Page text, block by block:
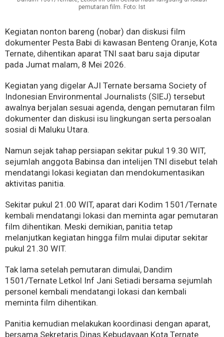
pemutaran film. Foto: Ist
Kegiatan nonton bareng (nobar) dan diskusi film
dokumenter Pesta Babi di kawasan Benteng Oranje, Kota
Ternate, dihentikan aparat TNI saat baru saja diputar
pada Jumat malam, 8 Mei 2026.
Kegiatan yang digelar AJI Ternate bersama Society of
Indonesian Environmental Journalists (SIEJ) tersebut
awalnya berjalan sesuai agenda, dengan pemutaran film
dokumenter dan diskusi isu lingkungan serta persoalan
sosial di Maluku Utara.
Namun sejak tahap persiapan sekitar pukul 19.30 WIT,
sejumlah anggota Babinsa dan intelijen TNI disebut telah
mendatangi lokasi kegiatan dan mendokumentasikan
aktivitas panitia.
Sekitar pukul 21.00 WIT, aparat dari Kodim 1501/Ternate
kembali mendatangi lokasi dan meminta agar pemutaran
film dihentikan. Meski demikian, panitia tetap
melanjutkan kegiatan hingga film mulai diputar sekitar
pukul 21.30 WIT.
Tak lama setelah pemutaran dimulai, Dandim
1501/Ternate Letkol Inf Jani Setiadi bersama sejumlah
personel kembali mendatangi lokasi dan kembali
meminta film dihentikan.
Panitia kemudian melakukan koordinasi dengan aparat,
bersama Sekretaris Dinas Kebudayaan Kota Ternate